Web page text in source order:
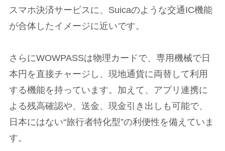
スマホ決済サービスに、Suicaのような交通IC機能
が合体したイメージに近いです。
さらにWOWPASSは物理カードで、専用機械で日
本円を直接チャージし、現地通貨に両替して利用
する機能を持っています。加えて、アプリ連携に
よる残高確認や、送金、現金引き出しも可能で、
日本にはない“旅行者特化型”の利便性を備えていま
す。